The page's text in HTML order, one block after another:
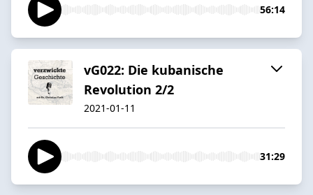
56:14
vG022: Die kubanische
Revolution 2/2
2021-01-11
31:29